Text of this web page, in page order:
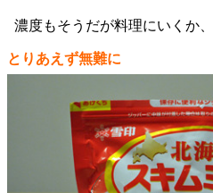
濃度もそうだが料理にいくか
とりあえず無難に